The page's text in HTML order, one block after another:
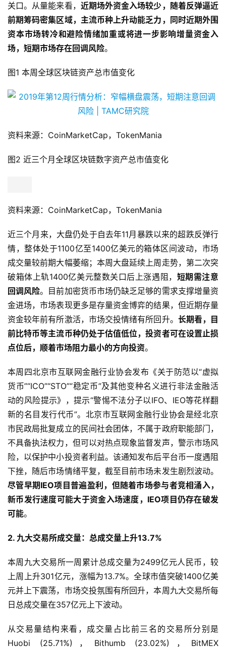
关口。从量能来看， 近期场外资金入场较少，随着反弹逼近
前期筹码密集区域，主流币种上升动能乏力，同时近期外围
资本市场转冷和避险情绪加重或将进一步影响增量资金入
场，短期市场存在回调风险。
图1 本周全球区块链资产总市值变化
资料来源：CoinMarketCap，TokenMania
图2 近三个月全球区块链数字资产总市值变化
近三个月来，大盘仍处于自去年11月暴跌以来的超跌反弹行
情，整体处于1100亿至1400亿美元的箱体区间波动，市场
成交量较前期大幅萎缩；本周大盘延续上周走势，第二次突
破箱体上轨1400亿美元整数关口后上涨遇阻，短期需注意
回调风险。目前加密货币市场仍缺乏足够的需求支撑增量资
金进场，市场表现更多是存量资金博弈的结果，但近期存量
资金较年前有所激活，市场交投情绪有所回升。长期看，目
前比特币等主流币种仍处于估值低位，投资者可在设置止损
本周四北京市互联网金融行业协会发布《关于防范以“虚拟
货币”“ICO”“STO”“稳定币”及其他变种名义进行非法金融活
动的风险提示》，提示“警惕不法分子以IFO、IEO等花样翻
新的名目发行代币”。北京市互联网金融行业协会是经北京
市民政局批复成立的民间社会团体，不属于政府职能部门，
不具备执法权力，但可以对热点现象监督发声，警示市场风
险，以保护中小投资者利益。该通知发布后平台币一度遇阻
下挫，随后市场情绪平复，截至目前市场未发生剧烈波动。
尽管早期IEO项目普遍盈利，但随着市场参与者竞相涌入，
新币发行速度可能大于资金入场速度，IEO项目仍存在破发
本周九大交易所一周累计总成交量为2499亿元人民币，较
上周上升301亿元，涨幅为13.7%。全球市值突破1400亿美
元并上下震荡，市场交投氛围有所回升，本周九大交易所每
从交易量结构来看，成交量占比前三名的交易所分别是